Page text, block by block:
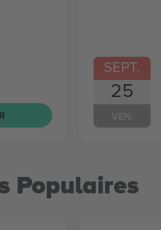
SEPT.
25
VEN.
Populaires